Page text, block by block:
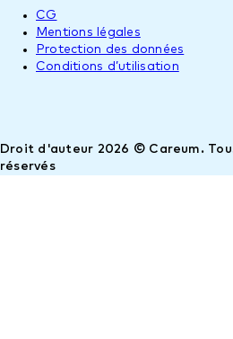
Droit d'auteur 2026 © Careum.
réservés
CG
Mentions légales
Protection des données
Conditions d’utilisation